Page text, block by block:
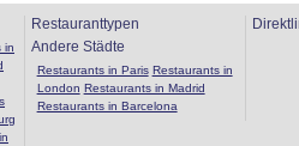
in
Restauranttypen
Andere Städte
Restaurants in Paris Restaurants in
London Restaurants in Madrid
Restaurants in Barcelona